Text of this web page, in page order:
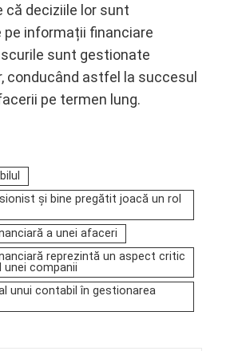
că deciziile lor sunt
informații financiare
sunt gestionate
conducând astfel la succesul
pe termen lung.
și bine pregătit joacă un rol
a unei afaceri
reprezintă un aspect critic
companii
unui contabil în gestionarea